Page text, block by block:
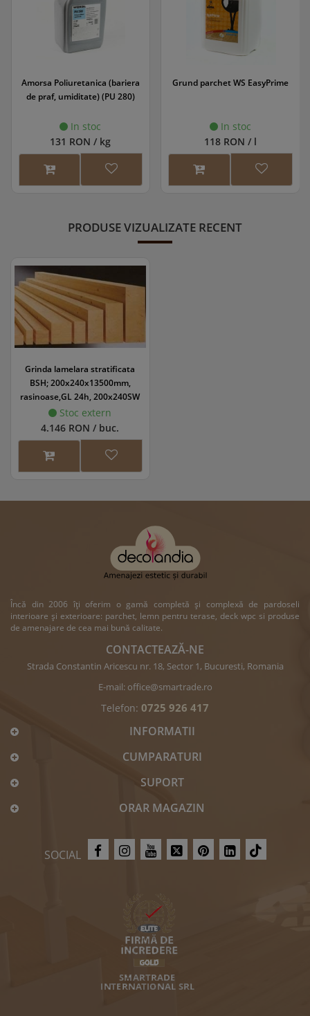
Amorsa Poliuretanica (bariera
de praf, umiditate) (PU 280)
In stoc
131 RON / kg
Grund parchet WS EasyPrime
In stoc
118 RON / l
PRODUSE VIZUALIZATE RECENT
Grinda lamelara stratificata
BSH; 200x240x13500mm,
rasinoase,GL 24h, 200x240SW
Stoc extern
4.146 RON / buc.
Încă din 2006 îți oferim o gamă completă și complexă de pardoseli
interioare și exterioare: parchet, lemn pentru terase, deck wpc si produse
de amenajare de cea mai bună calitate.
CONTACTEAZĂ-NE
Strada Constantin Aricescu nr. 18, Sector 1, Bucuresti, Romania
E-mail: office@smartrade.ro
Telefon: 0725 926 417
INFORMATII
CUMPARATURI
SUPORT
ORAR MAGAZIN
SOCIAL